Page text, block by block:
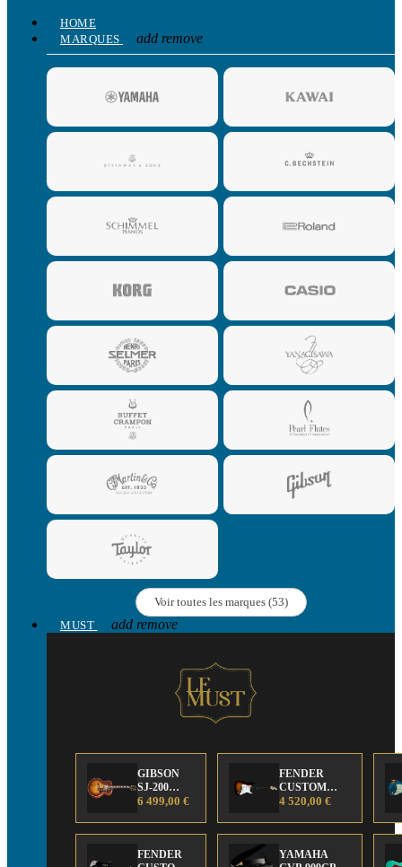
HOME
MARQUES
add remove
Voir toutes les marques (53)
MUST
add remove
GIBSON
SJ-200
Anniversary
Edition
6 499,00 €
FENDER
CUSTOM
SHOP Strat 63'
4 520,00 €
FENDER
YAMAHA